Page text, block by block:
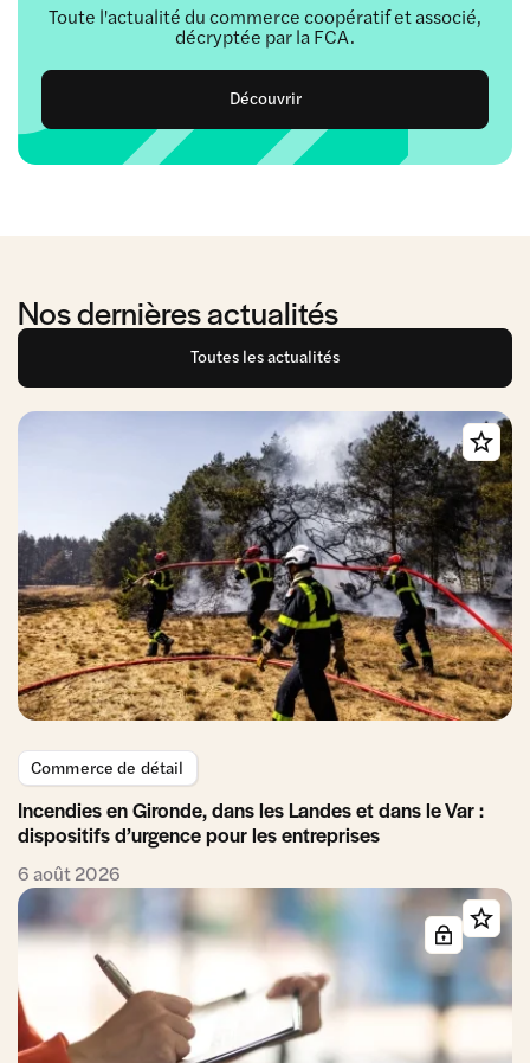
Toute l'actualité du commerce coopératif et associé,
décryptée par la FCA.
Découvrir
Nos dernières actualités
Toutes les actualités
Commerce de détail
Incendies en Gironde, dans les Landes et dans le Var :
dispositifs d’urgence pour les entreprises
6 août 2026